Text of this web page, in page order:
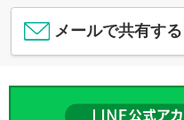
メールで共有する